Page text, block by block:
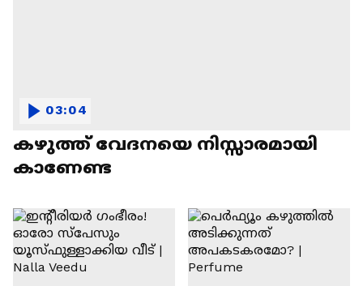
കഴുത്ത് വേദനയെ നിസ്സാരമായി
കാണേണ്ട
03:04